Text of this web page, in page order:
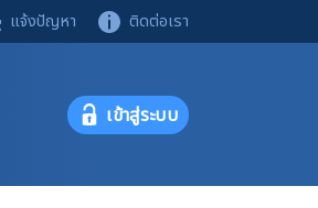
แจ้งปัญหา ติดต่อเรา
เข้าสู่ระบบ